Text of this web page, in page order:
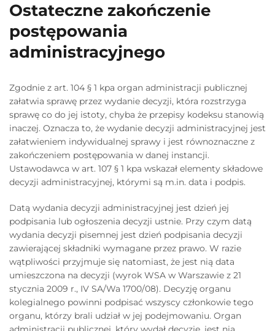
Ostateczne zakończenie
postępowania
administracyjnego
Zgodnie z art. 104 § 1 kpa organ administracji publicznej
załatwia sprawę przez wydanie decyzji, która rozstrzyga
sprawę co do jej istoty, chyba że przepisy kodeksu stanowią
inaczej. Oznacza to, że wydanie decyzji administracyjnej jest
załatwieniem indywidualnej sprawy i jest równoznaczne z
zakończeniem postępowania w danej instancji.
Ustawodawca w art. 107 § 1 kpa wskazał elementy składowe
decyzji administracyjnej, którymi są m.in. data i podpis.
Datą wydania decyzji administracyjnej jest dzień jej
podpisania lub ogłoszenia decyzji ustnie. Przy czym datą
wydania decyzji pisemnej jest dzień podpisania decyzji
zawierającej składniki wymagane przez prawo. W razie
wątpliwości przyjmuje się natomiast, że jest nią data
umieszczona na decyzji (wyrok WSA w Warszawie z 21
stycznia 2009 r., IV SA/Wa 1700/08). Decyzję organu
kolegialnego powinni podpisać wszyscy członkowie tego
organu, którzy brali udział w jej podejmowaniu. Organ